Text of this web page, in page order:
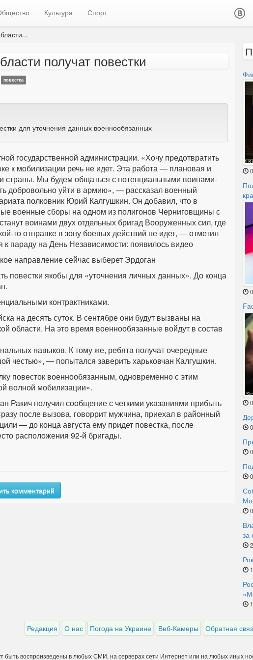
Культура Спорт
получат повестки
повестка
для уточнения данных военнообязанных
государственной администрации. «Хочу предотвратить
к мобилизации речь не идет. Эта работа — плановая и
страны. Мы будем общаться с потенциальными воинами-
добровольно уйти в армию», — рассказал военный
полковник Юрий Калгушкин. Он добавил, что в
военные сборы на одном из полигонов Черниговщины с
воинами двух отдельных бригад Вооруженных сил, где
то отправке в зону боевых действий не идет, — отметил
параду на День Независимости: появилось видео
направление сейчас выберет Эрдоган
повестки якобы для «уточнения личных данных». До конца
контрактниками.
на десять суток. В сентябре они будут вызваны на
области. На это время военнообязанные войдут в состав
навыков. К тому же, ребята получат очередные
честью», — попытался заверить харьковчан Калгушкин.
повесток военнообязанным, одновременно с этим
волной мобилизации».
Ракич получил сообщение с четкими указаниями прибыть
после вызова, говоррит мужчина, приехал в районный
— до конца августа ему придет повестка, после
расположения 92-й бригады.
комментарий
за
Редакция О нас Погода на Украине Веб-Камеры Обратная
быть воспроизведены в любых СМИ, на серверах сети Интернет или на любых иных